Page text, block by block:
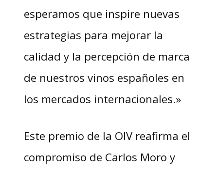
esperamos que inspire nuevas
estrategias para mejorar la
calidad y la percepción de marca
de nuestros vinos españoles en
los mercados internacionales.»
Este premio de la OIV reafirma el
compromiso de Carlos Moro y